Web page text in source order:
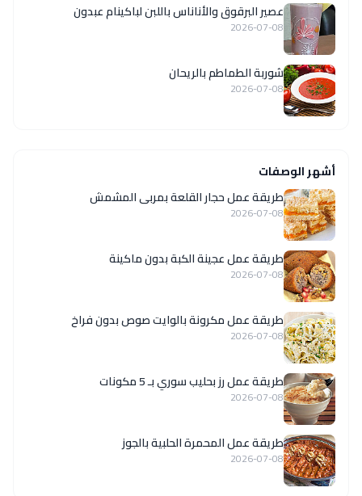
عصير البرقوق والأناناس باللبن لباكينام عبدون
2026-07-08
شوربة الطماطم بالريحان
2026-07-08
أشهر الوصفات
طريقة عمل حجار القلعة بمربى المشمش
2026-07-08
طريقة عمل عجينة الكبة بدون ماكينة
2026-07-08
طريقة عمل مكرونة بالوايت صوص بدون فراخ
2026-07-08
طريقة عمل رز بحليب سوري بـ 5 مكونات
2026-07-08
طريقة عمل المحمرة الحلبية بالجوز
2026-07-08